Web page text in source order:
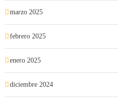
marzo 2025
febrero 2025
enero 2025
diciembre 2024